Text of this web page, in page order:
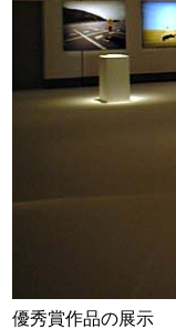
優秀賞作品の展示